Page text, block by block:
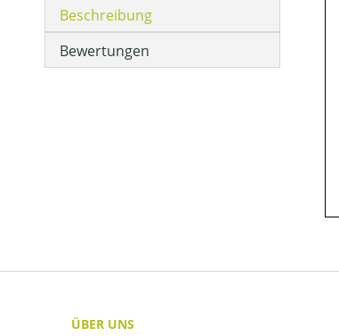
Beschreibung
Bewertungen
ÜBER UNS